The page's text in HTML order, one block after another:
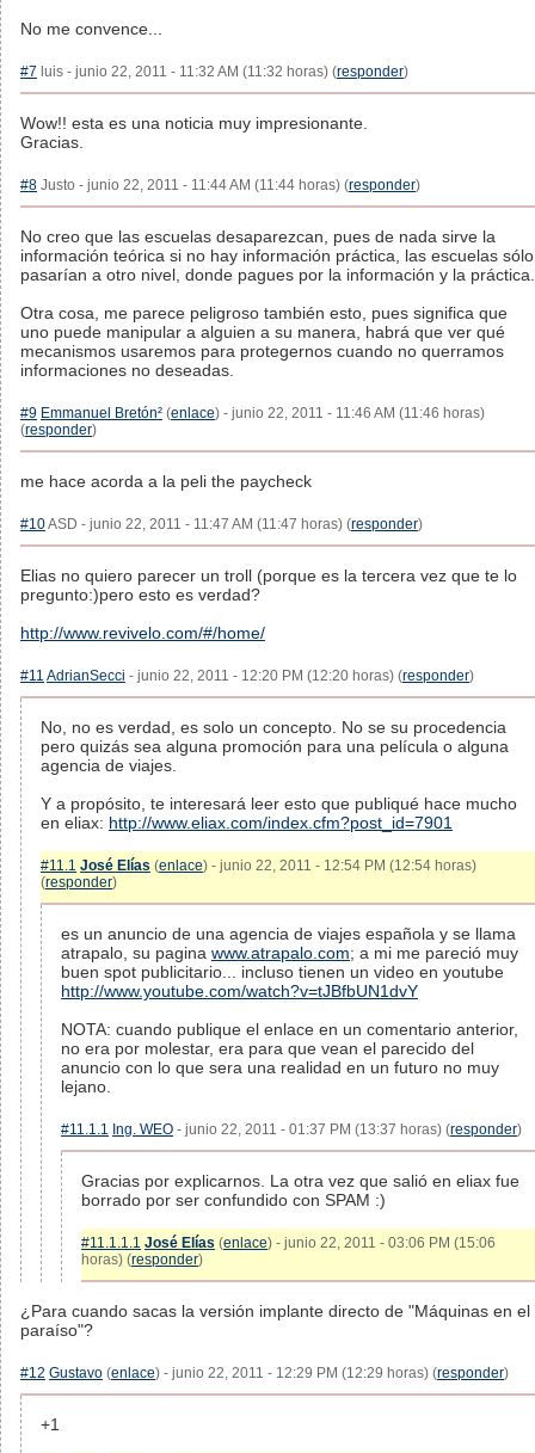
No me convence...
#7 luis - junio 22, 2011 - 11:32 AM (11:32 horas) (responder)
Wow!! esta es una noticia muy impresionante.
Gracias.
#8 Justo - junio 22, 2011 - 11:44 AM (11:44 horas) (responder)
No creo que las escuelas desaparezcan, pues de nada sirve la
información teórica si no hay información práctica, las escuelas sólo
pasarían a otro nivel, donde pagues por la información y la práctica.
Otra cosa, me parece peligroso también esto, pues significa que
uno puede manipular a alguien a su manera, habrá que ver qué
mecanismos usaremos para protegernos cuando no querramos
informaciones no deseadas.
#9 Emmanuel Bretón² (enlace) - junio 22, 2011 - 11:46 AM (11:46 horas)
(responder)
me hace acorda a la peli the paycheck
#10ASD - junio 22, 2011 - 11:47 AM (11:47 horas) (responder)
Elias no quiero parecer un troll (porque es la tercera vez que te lo
pregunto:)pero esto es verdad?
http://www.revivelo.com/#/home/
#11 AdrianSecci - junio 22, 2011 - 12:20 PM (12:20 horas) (responder)
No, no es verdad, es solo un concepto. No se su procedencia
pero quizás sea alguna promoción para una película o alguna
agencia de viajes.
Y a propósito, te interesará leer esto que publiqué hace mucho
en eliax: http://www.eliax.com/index.cfm?post_id=7901
#11.1 José Elías (enlace) - junio 22, 2011 - 12:54 PM (12:54 horas)
(responder)
es un anuncio de una agencia de viajes española y se llama
atrapalo, su pagina www.atrapalo.com; a mi me pareció muy
buen spot publicitario... incluso tienen un video en youtube
http://www.youtube.com/watch?v=tJBfbUN1dvY
NOTA: cuando publique el enlace en un comentario anterior,
no era por molestar, era para que vean el parecido del
anuncio con lo que sera una realidad en un futuro no muy
lejano.
#11.1.1 Ing. WEO - junio 22, 2011 - 01:37 PM (13:37 horas) (responder)
Gracias por explicarnos. La otra vez que salió en eliax fue
borrado por ser confundido con SPAM :)
#11.1.1.1 José Elías (enlace) - junio 22, 2011 - 03:06 PM (15:06
horas) (responder)
¿Para cuando sacas la versión implante directo de "Máquinas en el
paraíso"?
#12 Gustavo (enlace) - junio 22, 2011 - 12:29 PM (12:29 horas) (responder)
+1